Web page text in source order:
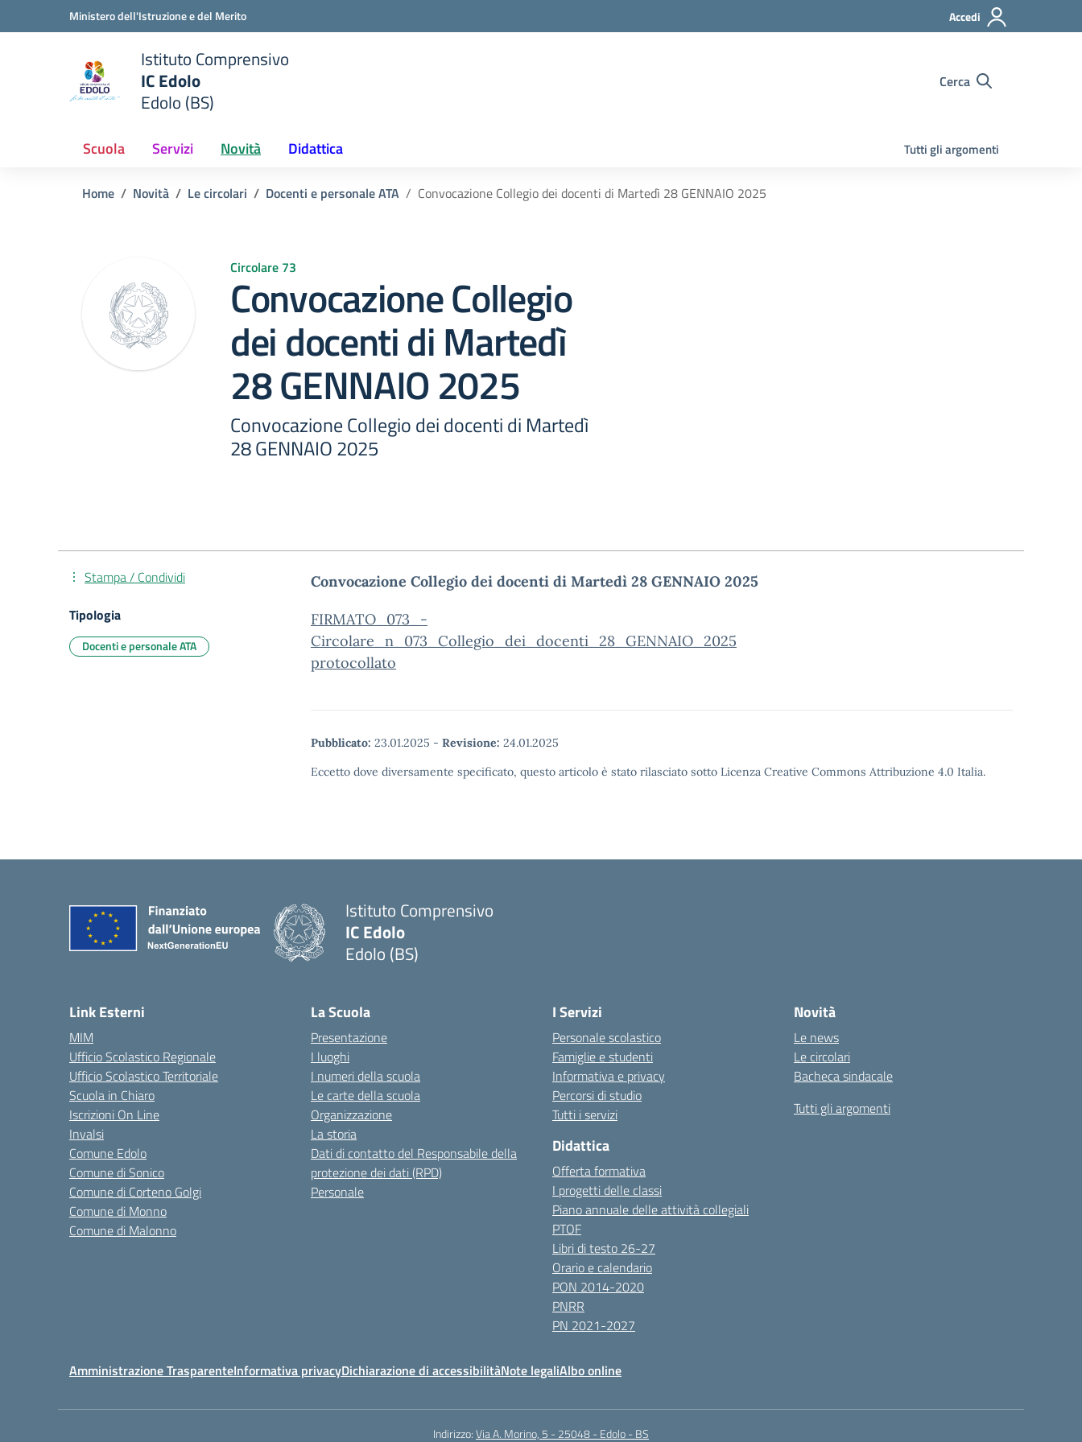
Vai ai contenuti
Vai al menu di navigazioneMinistero dell'Istruzione e del Merito Accedi
scuola
Istituto Comprensivo
IC Edolo
Edolo (BS)
Cerca
Scuola Servizi Novità Didattica Tutti gli argomenti
Home Novità Le circolari Docenti e personale ATA Convocazione Collegio dei docenti di Martedì 28 GENNAIO 2025
Circolare 73
Convocazione Collegio
dei docenti di Martedì
28 GENNAIO 2025
Convocazione Collegio dei docenti di Martedì
28 GENNAIO 2025
Convocazione Collegio dei docenti di Martedì 28 GENNAIO 2025
FIRMATO_073_-
Circolare_n_073_Collegio_dei_docenti_28_GENNAIO_2025
protocollato
Pubblicato: 23.01.2025 - Revisione: 24.01.2025
Eccetto dove diversamente specificato, questo articolo è stato rilasciato sotto Licenza Creative Commons Attribuzione 4.0 Italia.
Stampa / Condividi
Tipologia
Docenti e personale ATA
Istituto Comprensivo
IC Edolo
Edolo (BS)
Link Esterni
MIM
Ufficio Scolastico Regionale
Ufficio Scolastico Territoriale
Scuola in Chiaro
Iscrizioni On Line
Invalsi
Comune Edolo
Comune di Sonico
Comune di Corteno Golgi
Comune di Monno
Comune di Malonno
La Scuola
Presentazione
I luoghi
I numeri della scuola
Le carte della scuola
Organizzazione
La storia
Dati di contatto del Responsabile della
protezione dei dati (RPD)
Personale
I Servizi
Personale scolastico
Famiglie e studenti
Informativa e privacy
Percorsi di studio
Tutti i servizi
Didattica
Offerta formativa
I progetti delle classi
Piano annuale delle attività collegiali
PTOF
Libri di testo 26-27
Orario e calendario
PON 2014-2020
PNRR
PN 2021-2027
Novità
Le news
Le circolari
Bacheca sindacale
Tutti gli argomenti
Amministrazione TrasparenteInformativa privacyDichiarazione di accessibilitàNote legaliAlbo online
Indirizzo:Via A. Morino, 5 - 25048 - Edolo - BS